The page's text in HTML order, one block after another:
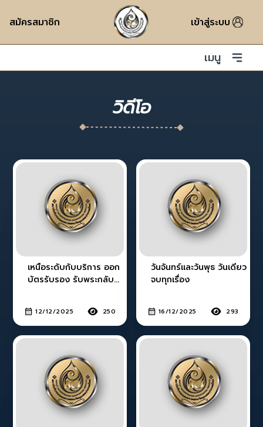
สมัครสมาชิก เข้าสู่ระบบ
เมนู
วิดีโอ
เหนือระดับกับบริการ ออก
บัตรรับรอง รับพระกลับ
ACI (รายปี)
12/12/2025 250
วันจันทร์และวันพุธ วันเดียว
จบทุกเรื่อง
16/12/2025 293